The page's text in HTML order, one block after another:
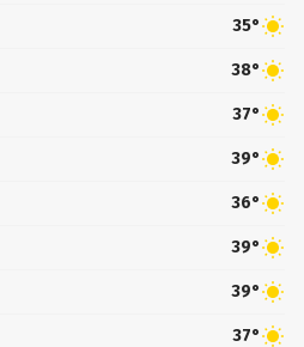
35°
38°
37°
39°
36°
39°
39°
37°